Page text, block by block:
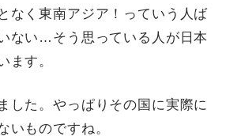
なく東南アジア！っていう人ば
ない…そう思っている人が日本
ます。
した。やっぱりその国に実際に
いものですね。